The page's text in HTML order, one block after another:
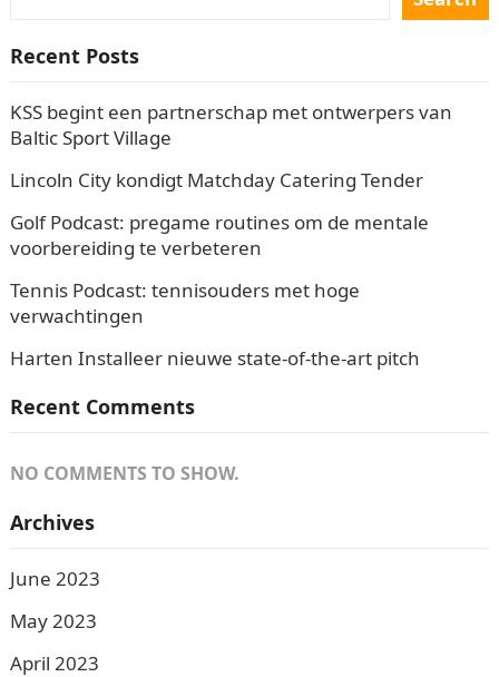
Recent Posts
KSS begint een partnerschap met ontwerpers van
Baltic Sport Village
Lincoln City kondigt Matchday Catering Tender
Golf Podcast: pregame routines om de mentale
voorbereiding te verbeteren
Tennis Podcast: tennisouders met hoge
verwachtingen
Harten Installeer nieuwe state-of-the-art pitch
Recent Comments
NO COMMENTS TO SHOW.
Archives
June 2023
May 2023
April 2023